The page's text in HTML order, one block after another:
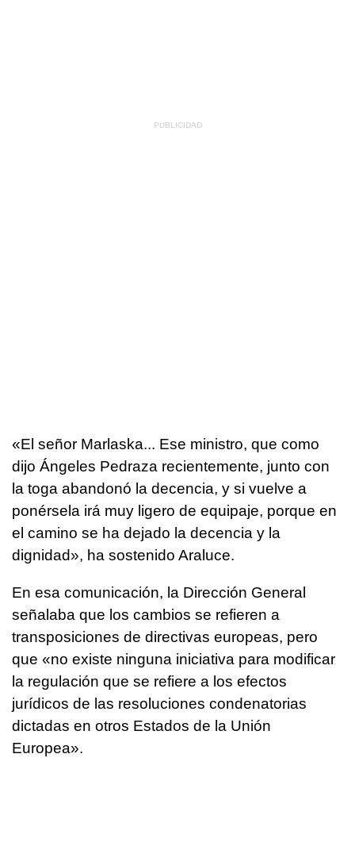
«El señor Marlaska... Ese ministro, que como
dijo Ángeles Pedraza recientemente, junto con
la toga abandonó la decencia, y si vuelve a
ponérsela irá muy ligero de equipaje, porque en
el camino se ha dejado la decencia y la
dignidad», ha sostenido Araluce.
En esa comunicación, la Dirección General
señalaba que los cambios se refieren a
transposiciones de directivas europeas, pero
que «no existe ninguna iniciativa para modificar
la regulación que se refiere a los efectos
jurídicos de las resoluciones condenatorias
dictadas en otros Estados de la Unión
Europea».